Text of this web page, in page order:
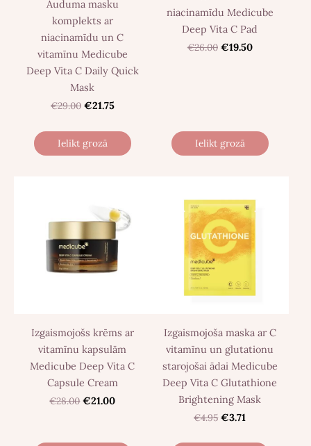
Auduma masku
komplekts ar
niacinamīdu un C
vitamīnu Medicube
Deep Vita C Daily Quick
Mask
€29.00 €21.75
Ielikt grozā
niacinamīdu Medicube
Deep Vita C Pad
€26.00 €19.50
Ielikt grozā
Izgaismojošs krēms ar
vitamīnu kapsulām
Medicube Deep Vita C
Capsule Cream
€28.00 €21.00
Izgaismojoša maska ​​ar C
vitamīnu un glutationu
starojošai ādai Medicube
Deep Vita C Glutathione
Brightening Mask
€4.95 €3.71